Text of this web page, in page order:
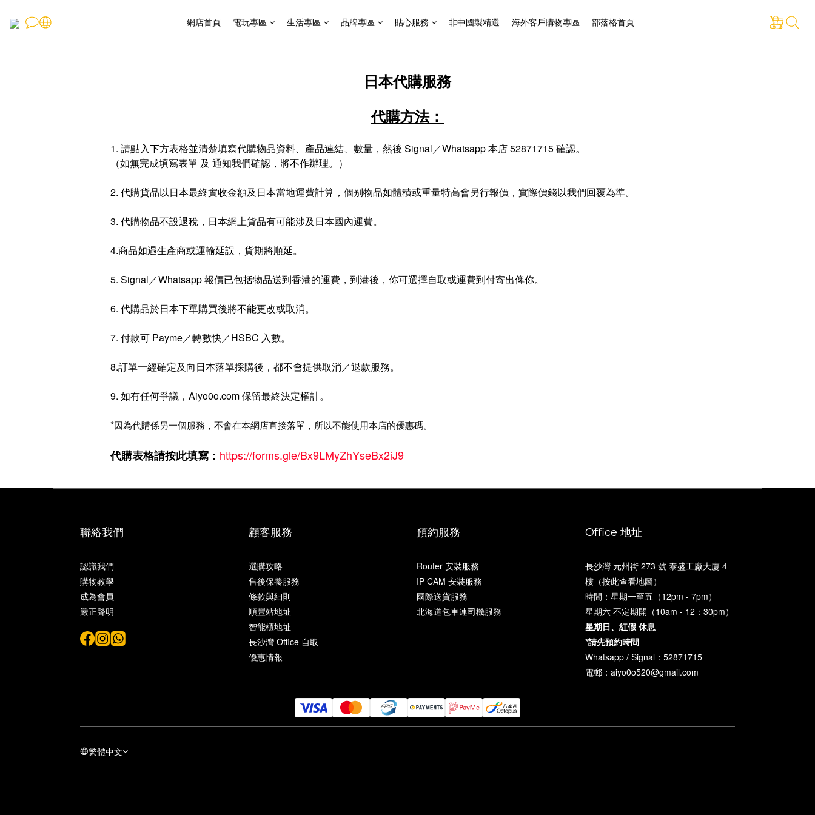
網店首頁 電玩專區 生活專區 品牌專區 貼心服務 非中國製精選 海外客戶購物專區 部落格首頁
日本代購服務
代購方法：
1. 請點入下方表格並清楚填寫代購物品資料、產品連結、數量，然後 Signal／Whatsapp 本店 52871715 確認。
（如無完成填寫表單 及 通知我們確認，將不作辦理。）
2. 代購貨品以日本最終實收金額及日本當地運費計算，個别物品如體積或重量特高會另行報價，實際價錢以我們回覆為準。
3. 代購物品不設退稅，日本網上貨品有可能涉及日本國內運費。
4.商品如遇生產商或運輸延誤，貨期將順延。
5. Signal／Whatsapp報價已包括物品送到香港的運費，到港後，你可選擇自取或運費到付寄出俾你。
6. 代購品於日本下單購買後將不能更改或取消。
7. 付款可 Payme／轉數快／HSBC 入數。
8.訂單一經確定及向日本落單採購後，都不會提供取消／退款服務。
9. 如有任何爭議，Aiyo0o.com 保留最終決定權計。
*因為代購係另一個服務，不會在本網店直接落單，所以不能使用本店的優惠碼。
代購表格請按此填寫： https://forms.gle/Bx9LMyZhYseBx2iJ9
聯絡我們
認識我們
購物教學
成為會員
嚴正聲明
顧客服務
選購攻略
售後保養服務
條款與細則
順豐站地址
智能櫃地址
長沙灣 Office 自取
優惠情報
預約服務
Router 安裝服務
IP CAM 安裝服務
國際送貨服務
北海道包車連司機服務
Office 地址
長沙灣 元州街 273 號 泰盛工廠大廈 4
樓（按此查看地圖）
時間：星期一至五（12pm - 7pm）
星期六 不定期開（10am - 12：30pm）
星期日、紅假 休息
*請先預約時間
Whatsapp / Signal：52871715
電郵：aiyo0o520@gmail.com
繁體中文